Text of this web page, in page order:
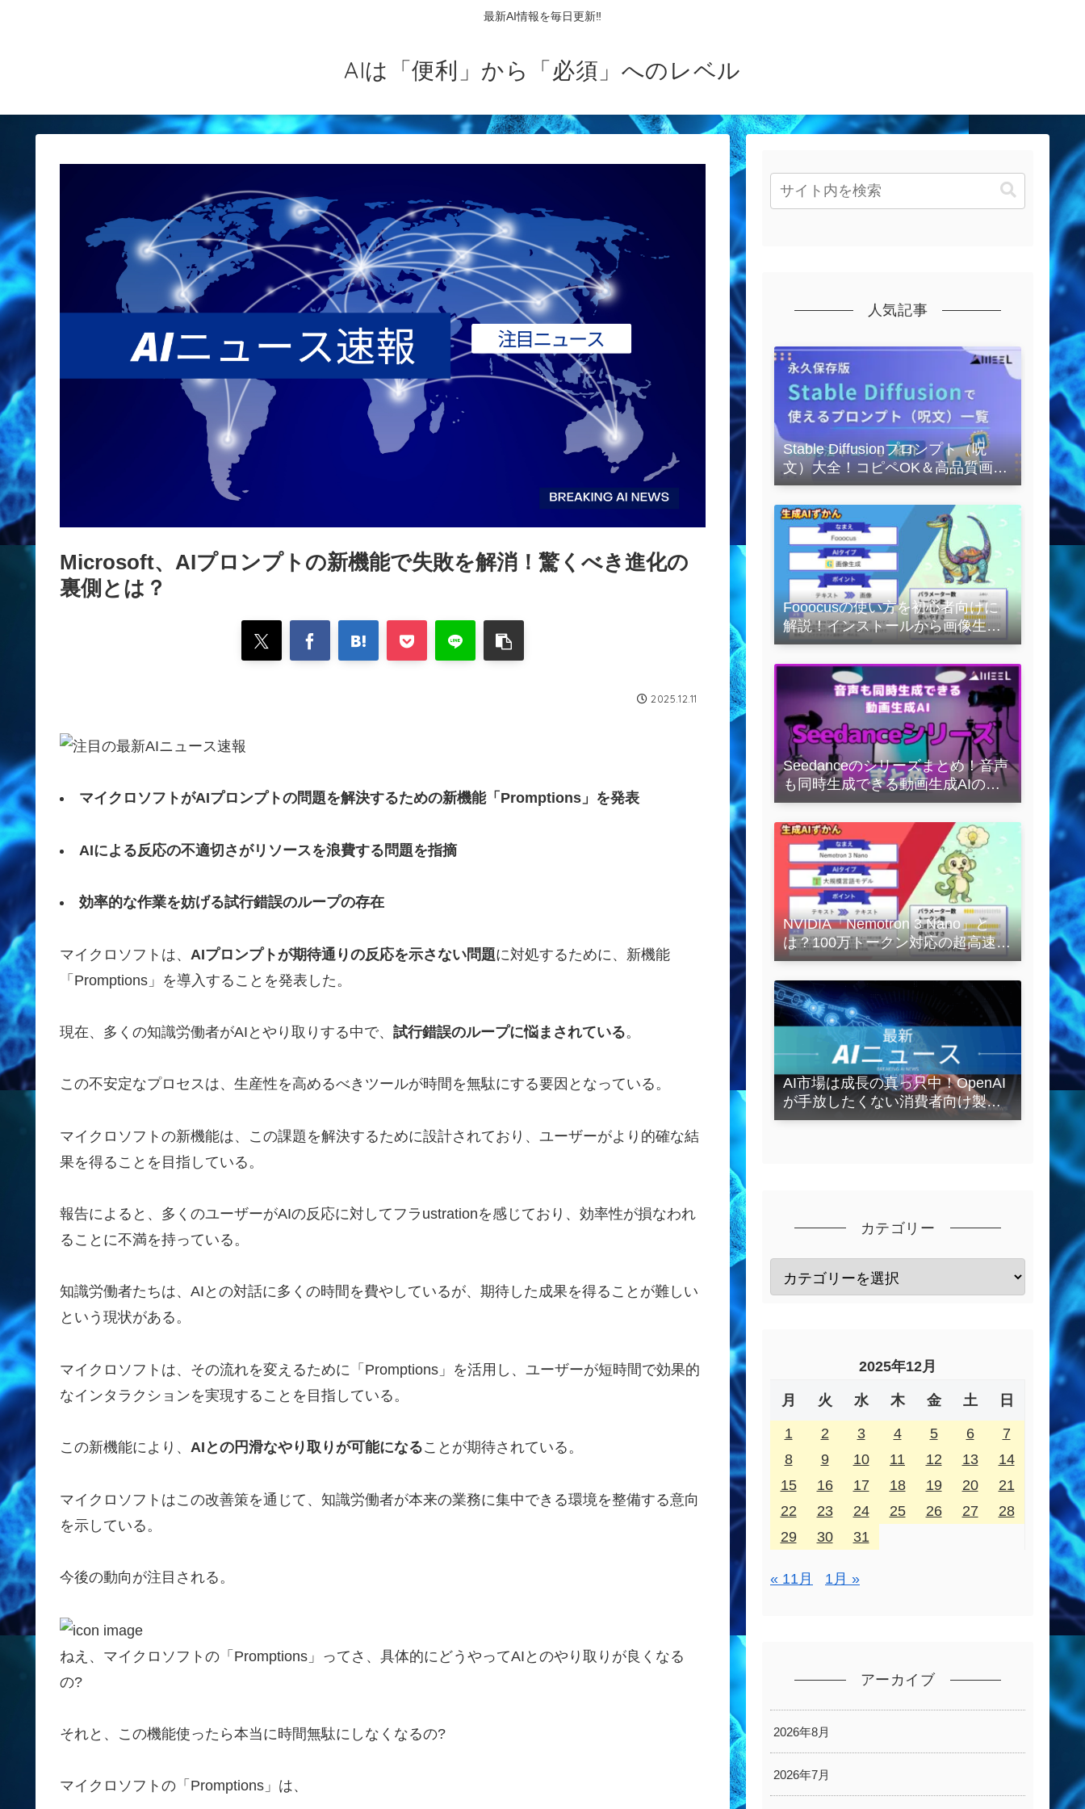
最新AI情報を毎日更新‼
AIは「便利」から「必須」へのレベル
Microsoft、AIプロンプトの新機能で失敗を解消！驚くべき進化の
裏側とは？
2025.12.11
マイクロソフトがAIプロンプトの問題を解決するための新機能「Promptions」を発表
AIによる反応の不適切さがリソースを浪費する問題を指摘
効率的な作業を妨げる試行錯誤のループの存在
マイクロソフトは、 AIプロンプトが期待通りの反応を示さない問題に対処するために、新機能
「Promptions」を導入することを発表した。
現在、多くの知識労働者がAIとやり取りする中で、 試行錯誤のループに悩まされている。
この不安定なプロセスは、生産性を高めるべきツールが時間を無駄にする要因となっている。
マイクロソフトの新機能は、この課題を解決するために設計されており、ユーザーがより的確な結
果を得ることを目指している。
報告によると、多くのユーザーがAIの反応に対してフラustrationを感じており、効率性が損なわれ
ることに不満を持っている。
知識労働者たちは、AIとの対話に多くの時間を費やしているが、期待した成果を得ることが難しい
という現状がある。
マイクロソフトは、その流れを変えるために「Promptions」を活用し、ユーザーが短時間で効果的
なインタラクションを実現することを目指している。
この新機能により、 AIとの円滑なやり取りが可能になることが期待されている。
マイクロソフトはこの改善策を通じて、知識労働者が本来の業務に集中できる環境を整備する意向
を示している。
今後の動向が注目される。
ねえ、マイクロソフトの「Promptions」ってさ、具体的にどうやってAIとのやり取りが良くなる
の?
それと、この機能使ったら本当に時間無駄にしなくなるの?
マイクロソフトの「Promptions」は、
人気記事
Stable Diffusionプロンプト（呪
文）大全！コピペOK＆高品質画像
を作るコツの完全保存版
Fooocusの使い方を初心者向けに
解説！インストールから画像生成
の実践まで紹介
Seedanceのシリーズまとめ！音声
も同時生成できる動画生成AIの全
容を解説
NVIDIA「Nemotron 3 Nano」と
は？100万トークン対応の超高速
LLMを徹底解説
AI市場は成長の真っ只中！OpenAI
が手放したくない消費者向け製品
とは？
カテゴリー
2025年12月
月 火 水 木 金 土 日
1 2 3 4 5 6
7
8
9 10 11 12 13
14
15
16 17 18 19 20
21
22
23 24 25 26 27
28
29
30 31
« 11月 1月 »
アーカイブ
2026年8月
2026年7月